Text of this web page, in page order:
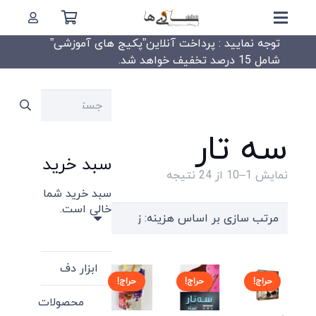
توجه نمایید : پرداخت آنلاین”پکیج های آموزشی”
شامل 15 درصد تخفیف خواهد شد.
سه تار
نمایش 1–10 از 24 نتیجه
price:
حراج! حراج! حراج!
جستجو
سبد خرید
سبد خرید شما
خالی است.
ابزار دف
محصولات